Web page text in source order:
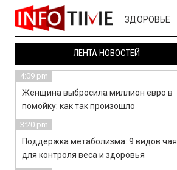
ЗДОРОВЬЕ
ЛЕНТА НОВОСТЕЙ
4:09 pm
Женщина выбросила миллион евро в
помойку: как так произошло
3:20 pm
Поддержка метаболизма: 9 видов чая
для контроля веса и здоровья